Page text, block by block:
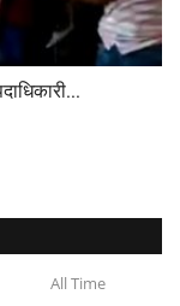
All Time